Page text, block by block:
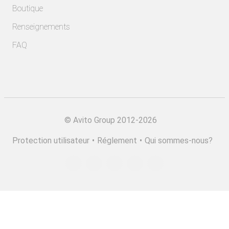
Boutique
Renseignements
FAQ
© Avito Group 2012-2026
Protection utilisateur • Réglement • Qui sommes-nous?